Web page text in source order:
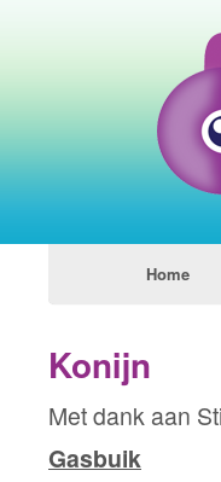
Home
Konijn
Met dank aan
Gasbuik